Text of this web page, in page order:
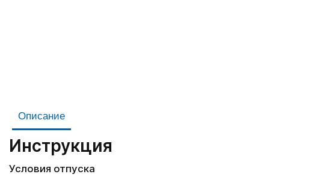
Описание
Инструкция
Условия отпуска